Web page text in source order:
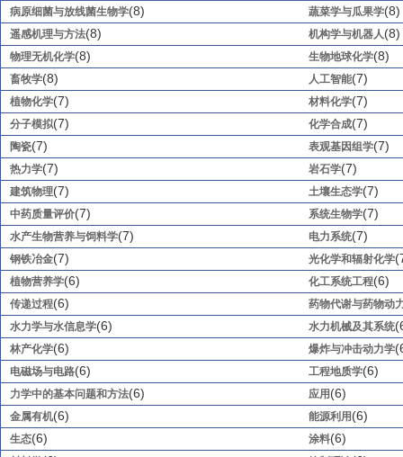
病原细菌与放线菌生物学(8) 蔬菜学与瓜果学(8)
遥感机理与方法(8) 机构学与机器人(8)
物理无机化学(8) 生物地球化学(8)
畜牧学(8) 人工智能(7)
植物化学(7) 材料化学(7)
分子模拟(7) 化学合成(7)
陶瓷(7) 表观基因组学(7)
热力学(7) 岩石学(7)
建筑物理(7) 土壤生态学(7)
中药质量评价(7) 系统生物学(7)
水产生物营养与饲料学(7) 电力系统(7)
钢铁冶金(7) 光化学和辐射化学
植物营养学(6) 化工系统工程(6)
传递过程(6)
药物代谢与药物动
水力学与水信息学(6) 水力机械及其系统
林产化学(6) 爆炸与冲击动力学
电磁场与电路(6) 工程地质学(6)
力学中的基本问题和方法(6) 应用 (6)
金属有机(6) 能源利用 (6)
生态(6) 涂料(6)